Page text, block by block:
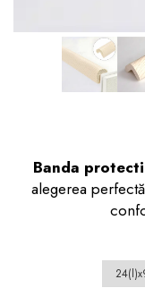
Produse îngrijire
Igiena copii
Banda
alegerea